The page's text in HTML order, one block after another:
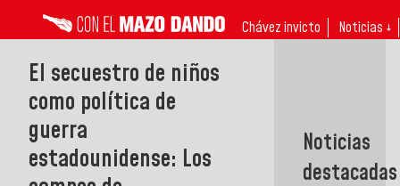
Chávez invicto Noticias ↓
El secuestro de niños
como política de
guerra
estadounidense: Los
Noticias
destacadas